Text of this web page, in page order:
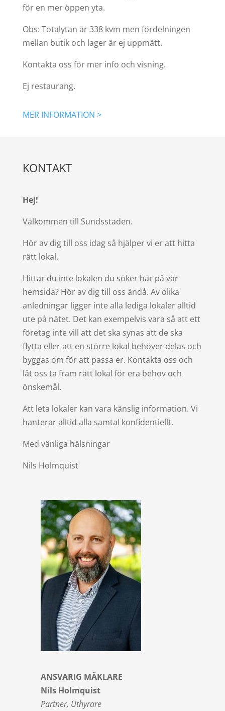
för en mer öppen yta.
Obs: Totalytan är 338 kvm men fördelningen
mellan butik och lager är ej uppmätt.
Kontakta oss för mer info och visning.
Ej restaurang.
MER INFORMATION >
KONTAKT
Hej!
Välkommen till Sundsstaden.
Hör av dig till oss idag så hjälper vi er att hitta
rätt lokal.
Hittar du inte lokalen du söker här på vår
hemsida? Hör av dig till oss ändå. Av olika
anledningar ligger inte alla lediga lokaler alltid
ute på nätet. Det kan exempelvis vara så att ett
företag inte vill att det ska synas att de ska
flytta eller att en större lokal behöver delas och
byggas om för att passa er. Kontakta oss och
låt oss ta fram rätt lokal för era behov och
önskemål.
Att leta lokaler kan vara känslig information. Vi
hanterar alltid alla samtal konfidentiellt.
Med vänliga hälsningar
Nils Holmquist
ANSVARIG MÄKLARE
Nils Holmquist
Partner, Uthyrare